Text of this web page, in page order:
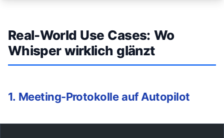
Real-World Use Cases: Wo
Whisper wirklich glänzt
1. Meeting-Protokolle auf Autopilot